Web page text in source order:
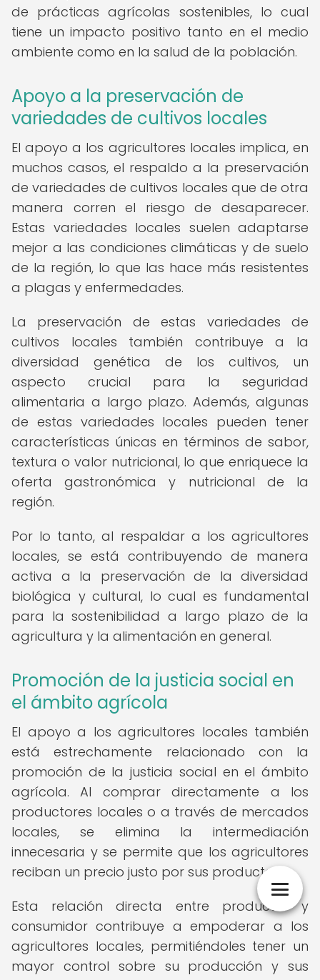
de prácticas agrícolas sostenibles, lo cual
tiene un impacto positivo tanto en el medio
ambiente como en la salud de la población.
Apoyo a la preservación de
variedades de cultivos locales
El apoyo a los agricultores locales implica, en
muchos casos, el respaldo a la preservación
de variedades de cultivos locales que de otra
manera corren el riesgo de desaparecer.
Estas variedades locales suelen adaptarse
mejor a las condiciones climáticas y de suelo
de la región, lo que las hace más resistentes
a plagas y enfermedades.
La preservación de estas variedades de
cultivos locales también contribuye a la
diversidad genética de los cultivos, un
aspecto crucial para la seguridad
alimentaria a largo plazo. Además, algunas
de estas variedades locales pueden tener
características únicas en términos de sabor,
textura o valor nutricional, lo que enriquece la
oferta gastronómica y nutricional de la
región.
Por lo tanto, al respaldar a los agricultores
locales, se está contribuyendo de manera
activa a la preservación de la diversidad
biológica y cultural, lo cual es fundamental
para la sostenibilidad a largo plazo de la
agricultura y la alimentación en general.
Promoción de la justicia social en
el ámbito agrícola
El apoyo a los agricultores locales también
está estrechamente relacionado con la
promoción de la justicia social en el ámbito
agrícola. Al comprar directamente a los
productores locales o a través de mercados
locales, se elimina la intermediación
innecesaria y se permite que los agricultores
reciban un precio justo por sus productos.
Esta relación directa entre productor y
consumidor contribuye a empoderar a los
agricultores locales, permitiéndoles tener un
mayor control sobre su producción y sus